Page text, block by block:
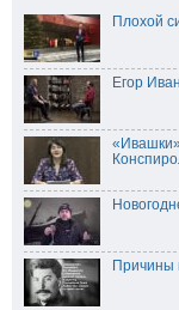
Плохой
Егор
Причины